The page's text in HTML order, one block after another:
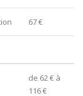
67 €
de 62 € à
116 €